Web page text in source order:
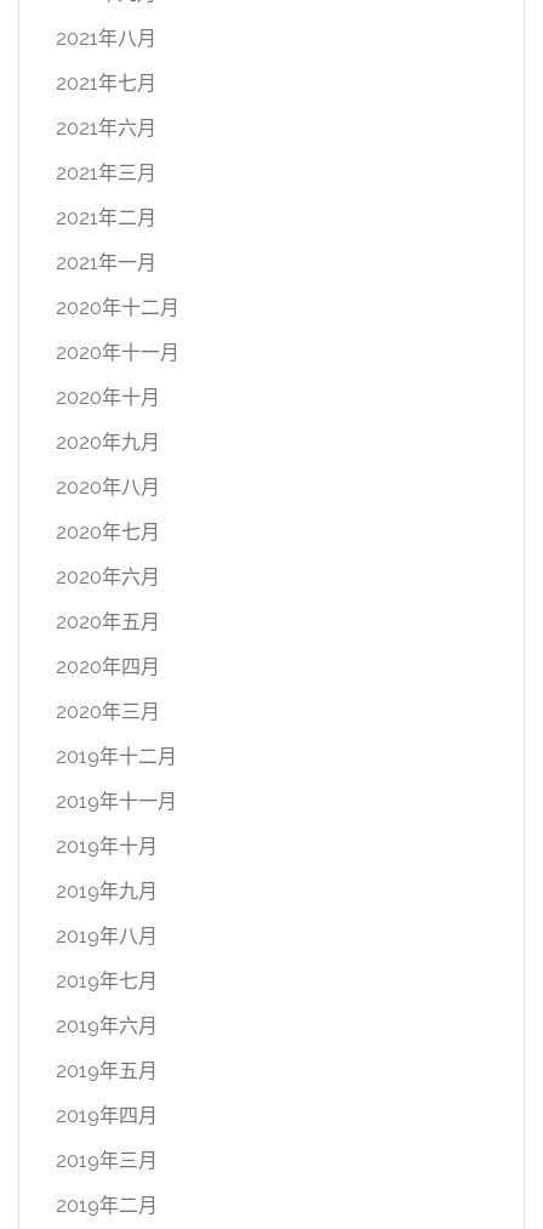
2021年八月
2021年七月
2021年六月
2021年三月
2021年二月
2021年一月
2020年十二月
2020年十一月
2020年十月
2020年九月
2020年八月
2020年七月
2020年六月
2020年五月
2020年四月
2020年三月
2019年十二月
2019年十一月
2019年十月
2019年九月
2019年八月
2019年七月
2019年六月
2019年五月
2019年四月
2019年三月
2019年二月